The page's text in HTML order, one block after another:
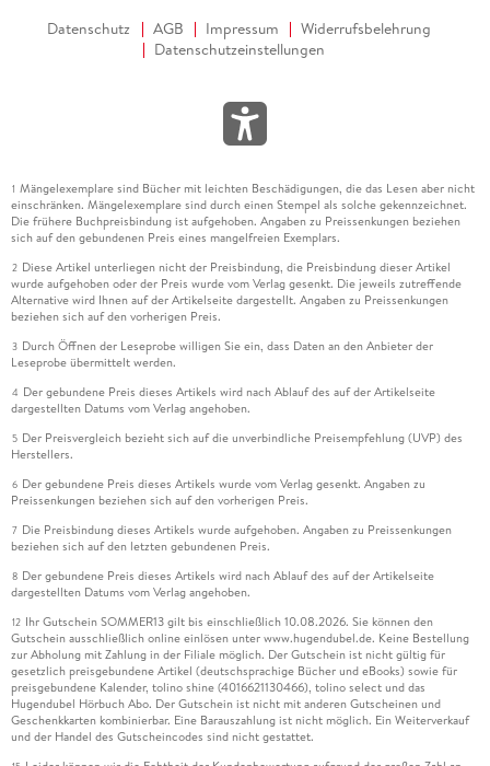
Datenschutz AGB Impressum
Widerrufsbelehrung
Datenschutzeinstellungen
1 Mängelexemplare sind Bücher mit leichten Beschädigungen, die das Lesen aber nicht
einschränken. Mängelexemplare sind durch einen Stempel als solche gekennzeichnet.
Die frühere Buchpreisbindung ist aufgehoben. Angaben zu Preissenkungen beziehen
sich auf den gebundenen Preis eines mangelfreien Exemplars.
2 Diese Artikel unterliegen nicht der Preisbindung, die Preisbindung dieser Artikel
wurde aufgehoben oder der Preis wurde vom Verlag gesenkt. Die jeweils zutreffende
Alternative wird Ihnen auf der Artikelseite dargestellt. Angaben zu Preissenkungen
beziehen sich auf den vorherigen Preis.
3 Durch Öffnen der Leseprobe willigen Sie ein, dass Daten an den Anbieter der
Leseprobe übermittelt werden.
4 Der gebundene Preis dieses Artikels wird nach Ablauf des auf der Artikelseite
dargestellten Datums vom Verlag angehoben.
5 Der Preisvergleich bezieht sich auf die unverbindliche Preisempfehlung (UVP) des
Herstellers.
6 Der gebundene Preis dieses Artikels wurde vom Verlag gesenkt. Angaben zu
Preissenkungen beziehen sich auf den vorherigen Preis.
7 Die Preisbindung dieses Artikels wurde aufgehoben. Angaben zu Preissenkungen
beziehen sich auf den letzten gebundenen Preis.
8 Der gebundene Preis dieses Artikels wird nach Ablauf des auf der Artikelseite
dargestellten Datums vom Verlag angehoben.
12 Ihr Gutschein SOMMER13 gilt bis einschließlich 10.08.2026. Sie können den
Gutschein ausschließlich online einlösen unter www.hugendubel.de. Keine Bestellung
zur Abholung mit Zahlung in der Filiale möglich. Der Gutschein ist nicht gültig für
gesetzlich preisgebundene Artikel (deutschsprachige Bücher und eBooks) sowie für
preisgebundene Kalender, tolino shine (4016621130466), tolino select und das
Hugendubel Hörbuch Abo. Der Gutschein ist nicht mit anderen Gutscheinen und
Geschenkkarten kombinierbar. Eine Barauszahlung ist nicht möglich. Ein Weiterverkauf
und der Handel des Gutscheincodes sind nicht gestattet.